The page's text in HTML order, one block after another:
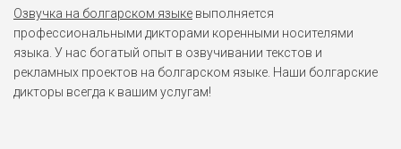
Озвучка на болгарском языке выполняется
профессиональными дикторами коренными носителями
языка. У нас богатый опыт в озвучивании текстов и
рекламных проектов на болгарском языке. Наши болгарские
дикторы всегда к вашим услугам!